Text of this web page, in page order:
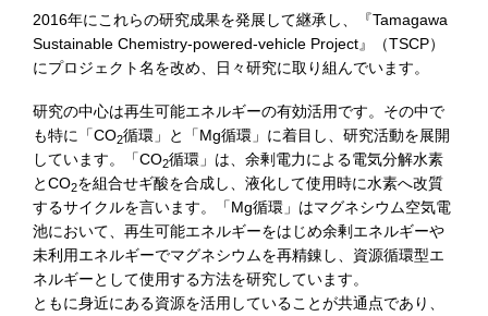
2016年にこれらの研究成果を発展して継承し、『Tamagawa
Sustainable Chemistry-powered-vehicle Project』（TSCP）
にプロジェクト名を改め、日々研究に取り組んでいます。
研究の中心は再生可能エネルギーの有効活用です。その中で
も特に「CO2循環」と「Mg循環」に着目し、研究活動を展開
しています。「CO2循環」は、余剰電力による電気分解水素
とCO2を組合せギ酸を合成し、液化して使用時に水素へ改質
するサイクルを言います。「Mg循環」はマグネシウム空気電
池において、再生可能エネルギーをはじめ余剰エネルギーや
未利用エネルギーでマグネシウムを再精錬し、資源循環型エ
ネルギーとして使用する方法を研究しています。
ともに身近にある資源を活用していることが共通点であり、